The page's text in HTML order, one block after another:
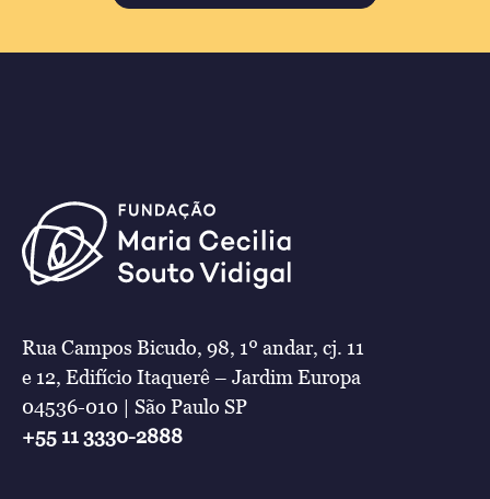
Rua Campos Bicudo, 98, 1º andar, cj. 11
e 12, Edifício Itaquerê – Jardim Europa
04536-010 | São Paulo SP
+55 11 3330-2888